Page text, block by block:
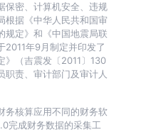
保密、计算机安全、违规
根据《中华人民共和国审
规定》和《中国地震局联
2011年9月制定并印发了
》（吉震发〔2011〕130
职责、审计部门及审计人
务核算应用不同的财务软
完成财务数据的采集工